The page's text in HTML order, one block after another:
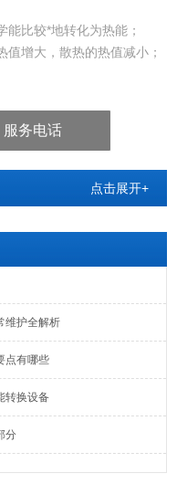
比较*地转化为热能；
增大，散热的热值减小；
服务电话
点击展开+
维护全解析
点有哪些
转换设备
分